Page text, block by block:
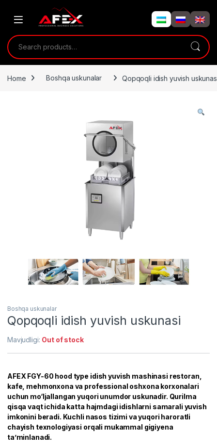
Search for:
Home Boshqa uskunalar Qopqoqli idish yuvish
Boshqa uskunalar
Qopqoqli idish yuvish uskunasi
Mavjudligi: Out of stock
AFEX FGY-60 hood type idish yuvish mashinasi restoran,
kafe, mehmonxona va professional oshxona korxonalari
uchun mo‘ljallangan yuqori unumdor uskunadir. Qurilma
qisqa vaqt ichida katta hajmdagi idishlarni samarali yuvish
imkonini beradi. Kuchli nasos tizimi va yuqori haroratli
chayish texnologiyasi orqali mukammal gigiyena
ta’minlanadi.